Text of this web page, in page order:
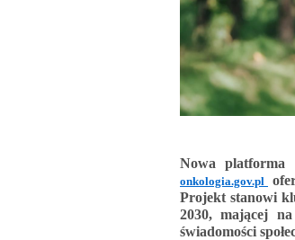
Nowa platforma
onkologia.gov.pl
Projekt stanowi
2030, mającej
świadomości